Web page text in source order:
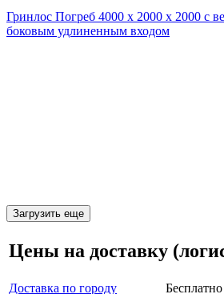
Гринлос Погреб 4000 х 2000 х 2000 с
боковым удлиненным входом
Загрузить еще
Цены на доставку
Доставка по городу Бесплатно